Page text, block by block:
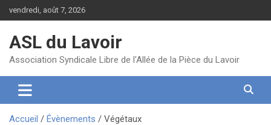
au
vendredi, août 7, 2026
ASL du Lavoir
Association Syndicale Libre de l'Allée de la Pièce du Lavoir
Accueil Évènements Végétaux